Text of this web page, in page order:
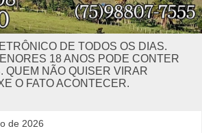
DE TODOS OS DIAS.
18 ANOS PODE CONTER
QUEM NÃO QUISER VIRAR
O FATO ACONTECER.
de 2026